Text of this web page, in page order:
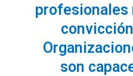
profesionales
son